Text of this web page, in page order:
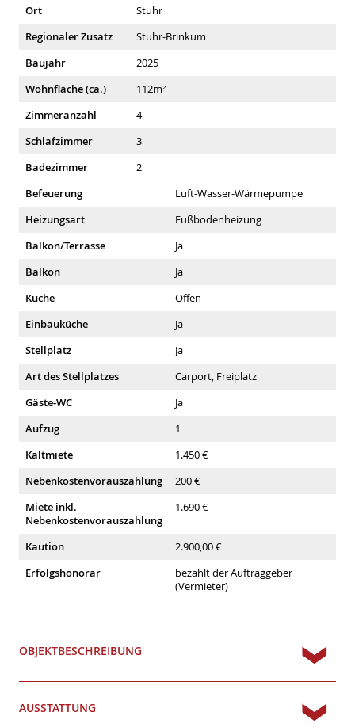
Ort
Stuhr
Regionaler Zusatz
Stuhr-Brinkum
Baujahr
2025
Wohnfläche (ca.)
112m²
Zimmeranzahl
4
Schlafzimmer
3
Badezimmer
2
Befeuerung
Luft-Wasser-Wärmepumpe
Heizungsart
Fußbodenheizung
Balkon/Terrasse
Ja
Balkon
Ja
Küche
Offen
Einbauküche
Ja
Stellplatz
Ja
Art des Stellplatzes
Carport, Freiplatz
Gäste-WC
Ja
Aufzug
1
Kaltmiete
1.450 €
Nebenkostenvorauszahlung
200 €
Miete inkl.
Nebenkostenvorauszahlung
1.690 €
Kaution
2.900,00 €
Erfolgshonorar
bezahlt der Auftraggeber
(Vermieter)
OBJEKTBESCHREIBUNG
AUSSTATTUNG